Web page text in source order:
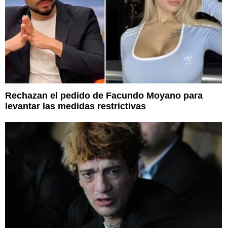
Rechazan el pedido de Facundo Moyano para
levantar las medidas restrictivas